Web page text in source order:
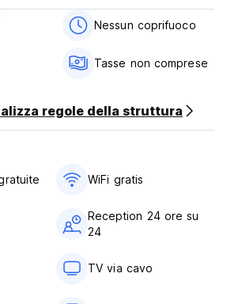
Nessun coprifuoco
Tasse non comprese
regole della struttura
WiFi gratis
Reception 24 ore su
24
TV via cavo